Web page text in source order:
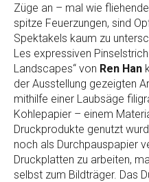
Züge an – mal wie
spitze Feuerzungen, sind
Spektakels kaum zu
Les expressiven
Landscapes“ von Ren Han
der Ausstellung gezeigten
mithilfe einer Laubsäge
Kohlepapier – einem
Druckprodukte genutzt
noch als Durchpauspapier
Druckplatten zu arbeiten,
selbst zum Bildträger. Das